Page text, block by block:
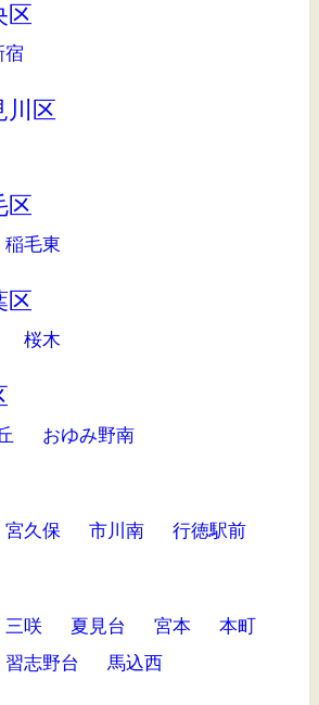
区
宿
川区
区
稲毛東
区
桜木
おゆみ野南
宮久保 市川南 行徳駅前
三咲 夏見台 宮本
本町
習志野台 馬込西